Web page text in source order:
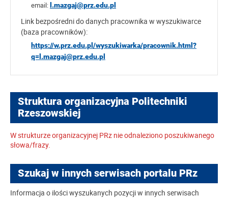
email: l.mazgaj@prz.edu.pl
Link bezpośredni do danych pracownika w wyszukiwarce
(baza pracowników):
https://w.prz.edu.pl/wyszukiwarka/pracownik.html?
q=l.mazgaj@prz.edu.pl
Struktura organizacyjna Politechniki
Rzeszowskiej
W strukturze organizacyjnej PRz nie odnaleziono poszukiwanego
słowa/frazy.
Szukaj w innych serwisach portalu PRz
Informacja o ilości wyszukanych pozycji w innych serwisach